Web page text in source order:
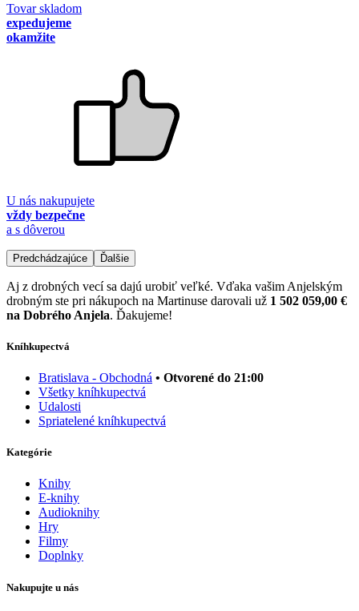
Tovar skladom
expedujeme
okamžite
U nás nakupujete
vždy bezpečne
a s dôverou
Predchádzajúce Ďalšie
Aj z drobných vecí sa dajú urobiť veľké. Vďaka vašim Anjelským
drobným ste pri nákupoch na Martinuse darovali už 1 502 059,00 €
na Dobrého Anjela. Ďakujeme!
Kníhkupectvá
Bratislava - Obchodná • Otvorené do 21:00
Všetky kníhkupectvá
Udalosti
Spriatelené kníhkupectvá
Kategórie
Knihy
E-knihy
Audioknihy
Hry
Filmy
Doplnky
Nakupujte u nás